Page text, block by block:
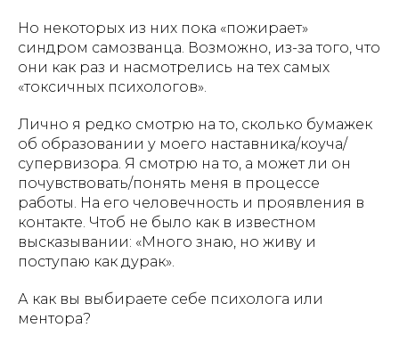
Но некоторых из них пока «пожирает»
синдром самозванца. Возможно, из-за того, что
они как раз и насмотрелись на тех самых
«токсичных психологов».
Лично я редко смотрю на то, сколько бумажек
об образовании у моего наставника/коуча/
супервизора. Я смотрю на то, а может ли он
почувствовать/понять меня в процессе
работы. На его человечность и проявления в
контакте. Чтоб не было как в известном
высказывании: «Много знаю, но живу и
поступаю как дурак».
А как вы выбираете себе психолога или
ментора?